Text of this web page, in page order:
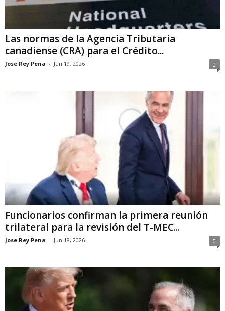
Las normas de la Agencia Tributaria
canadiense (CRA) para el Crédito...
Jose Rey Pena - Jun 19, 2026 0
Funcionarios confirman la primera reunión
trilateral para la revisión del T-MEC...
Jose Rey Pena - Jun 18, 2026 0